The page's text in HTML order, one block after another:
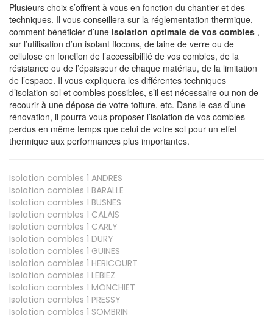
Plusieurs choix s’offrent à vous en fonction du chantier et des
techniques. Il vous conseillera sur la réglementation thermique,
comment bénéficier d’une isolation optimale de vos combles ,
sur l’utilisation d’un isolant flocons, de laine de verre ou de
cellulose en fonction de l’accessibilité de vos combles, de la
résistance ou de l’épaisseur de chaque matériau, de la limitation
de l’espace. Il vous expliquera les différentes techniques
d’isolation sol et combles possibles, s’il est nécessaire ou non de
recourir à une dépose de votre toiture, etc. Dans le cas d’une
rénovation, il pourra vous proposer l’isolation de vos combles
perdus en même temps que celui de votre sol pour un effet
thermique aux performances plus importantes.
Isolation combles 1 ANDRES
Isolation combles 1 BARALLE
Isolation combles 1 BUSNES
Isolation combles 1 CALAIS
Isolation combles 1 CARLY
Isolation combles 1 DURY
Isolation combles 1 GUINES
Isolation combles 1 HERICOURT
Isolation combles 1 LEBIEZ
Isolation combles 1 MONCHIET
Isolation combles 1 PRESSY
Isolation combles 1 SOMBRIN